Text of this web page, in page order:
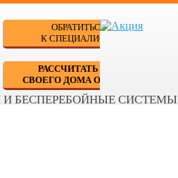
ОБРАТИТЬСЯ
К СПЕЦИАЛИСТУ
РАССЧИТАТЬ ДЛЯ
СВОЕГО ДОМА ОНЛАЙН
И БЕСПЕРЕБОЙНЫЕ